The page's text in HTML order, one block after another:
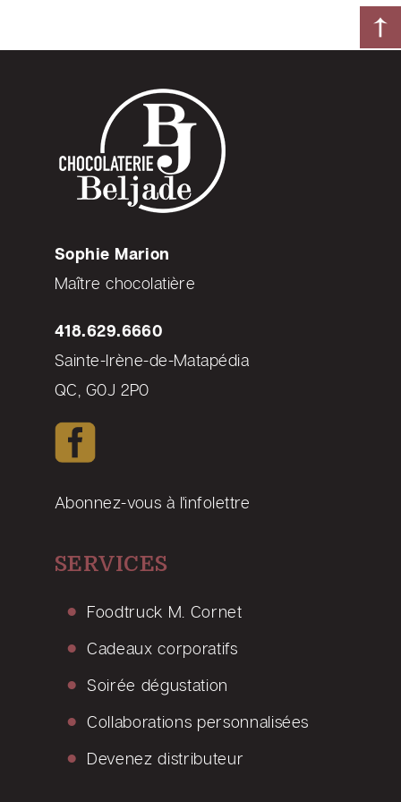
Sophie Marion
Maître chocolatière
418.629.6660
Sainte-Irène-de-Matapédia
QC, G0J 2P0
Abonnez-vous à l'infolettre
SERVICES
Foodtruck M. Cornet
Cadeaux corporatifs
Soirée dégustation
Collaborations personnalisées
Devenez distributeur